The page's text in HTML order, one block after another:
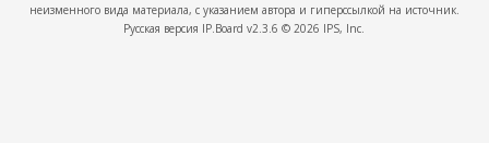
неизменного вида материала, с указанием автора и гиперссылкой на источник.
Русская версия IP.Board v2.3.6 © 2026 IPS, Inc.